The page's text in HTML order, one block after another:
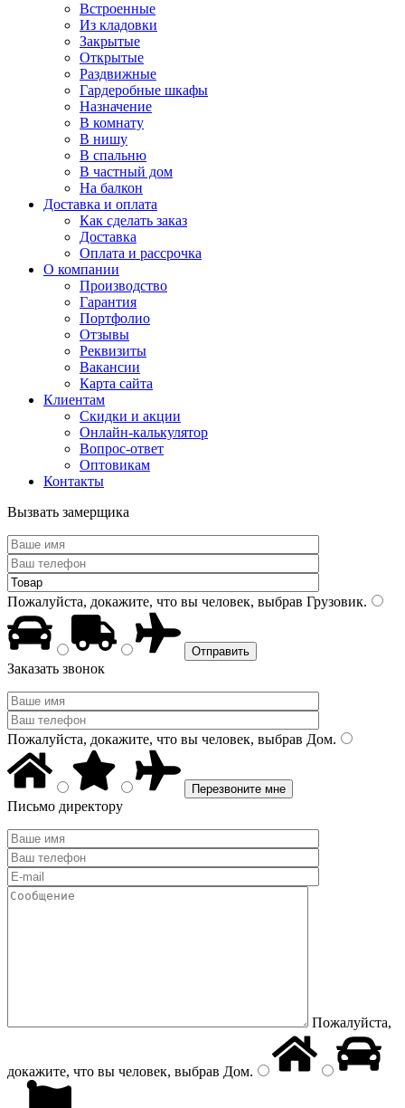
Встроенные
Из кладовки
Закрытые
Открытые
Раздвижные
Гардеробные шкафы
Назначение
В комнату
В нишу
В спальню
В частный дом
На балкон
Доставка и оплата
Как сделать заказ
Доставка
Оплата и рассрочка
О компании
Производство
Гарантия
Портфолио
Отзывы
Реквизиты
Вакансии
Карта сайта
Клиентам
Скидки и акции
Онлайн-калькулятор
Вопрос-ответ
Оптовикам
Контакты
Вызвать замерщика
Пожалуйста, докажите, что вы человек, выбрав Грузовик.
Заказать звонок
Пожалуйста, докажите, что вы человек, выбрав Дом.
Письмо директору
Пожалуйста,
докажите, что вы человек, выбрав Дом.